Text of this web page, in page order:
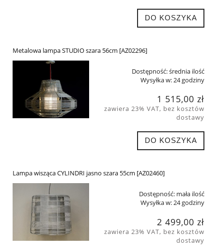
DO KOSZYKA
Metalowa lampa STUDIO szara 56cm [AZ02296]
Dostępność:średnia ilość
Wysyłka w:24 godziny
1 515,00 zł
zawiera 23% VAT, bez kosztów
dostawy
DO KOSZYKA
Lampa wisząca CYLINDRI jasno szara 55cm [AZ02460]
Dostępność: mała ilość
Wysyłka w:24 godziny
2 499,00 zł
zawiera 23% VAT, bez kosztów
dostawy